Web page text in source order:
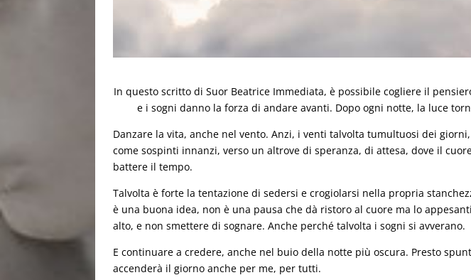
In questo scritto di Suor Beatrice Immediata, è possibile cogliere il
e i sogni danno la forza di andare avanti. Dopo ogni notte, la luce
Danzare la vita, anche nel vento. Anzi, i venti talvolta tumultuosi dei
come sospinti innanzi, verso un altrove di speranza, di attesa, dove il
battere il tempo.
Talvolta è forte la tentazione di sedersi e crogiolarsi nella propria
è una buona idea, non è una pausa che dà ristoro al cuore ma lo
alto, e non smettere di sognare. Anche perché talvolta i sogni si avverano.
E continuare a credere, anche nel buio della notte più oscura. Presto
accenderà il giorno anche per me, per tutti.